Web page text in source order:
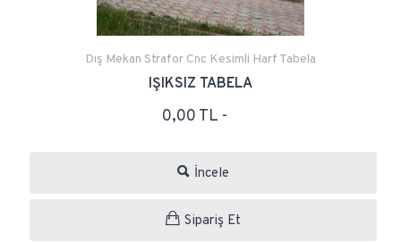
Dış Mekan Strafor Cnc Kesimli Harf Tabela
IŞIKSIZ TABELA
0,00 TL -
İncele
Sipariş Et